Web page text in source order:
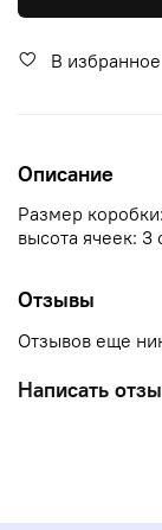
В избранное
Описание
Размер
высота ячеек: 3
Отзывы
Отзывов еще
Написать